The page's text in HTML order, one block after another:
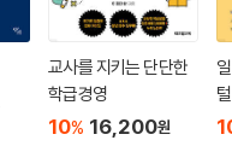
교사를 지키는 단단한
학급경영
10% 16,200원